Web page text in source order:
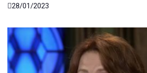
28/01/2023